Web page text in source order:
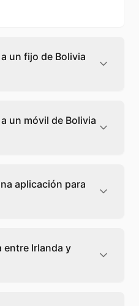
un fijo de Bolivia
Global. Verás
marcar para que
un móvil de Bolivia
Global. Pagas
sin cuotas ni
aplicación para
Solo necesitas una
llamar
entre Irlanda y